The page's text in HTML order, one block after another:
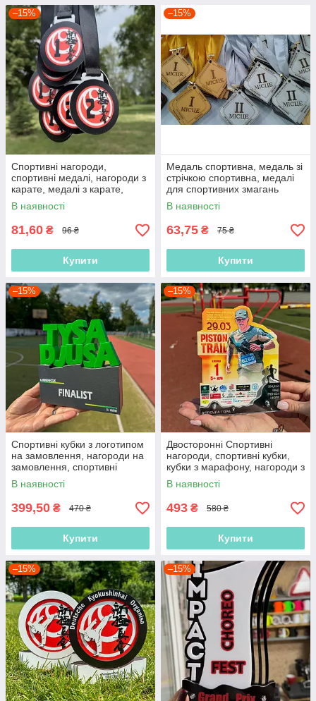
–15%
Спортивні нагороди,
спортивні медалі, нагороди з
карате, медалі з карате,
медлі тхеквондо, нагороди
тхеквондо
В наявності
81,60 ₴ 96 ₴
Купити
–15%
Медаль спортивна, медаль зі
стрічкою спортивна, медалі
для спортивних змагань
В наявності
63,75 ₴ 75 ₴
Купити
–15%
Спортивні кубки з логотипом
на замовлення, нагороди на
замовлення, спортивні
нагороди, спортивні кубки,
спортивні нагороди
В наявності
399,50 ₴ 470 ₴
Купити
–15%
Двосторонні Спортивні
нагороди, спортивні кубки,
кубки з марафону, нагороди з
марафону, статуетки з
марафону, нагороди для бігу
В наявності
493 ₴ 580 ₴
Купити
–15% –15%